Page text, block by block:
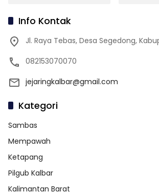
Info Kontak
Jl. Raya Tebas, Desa Segedong,
082153070070
jejaringkalbar@gmail.com
Kategori
Sambas
Mempawah
Ketapang
Pilgub Kalbar
Kalimantan Barat